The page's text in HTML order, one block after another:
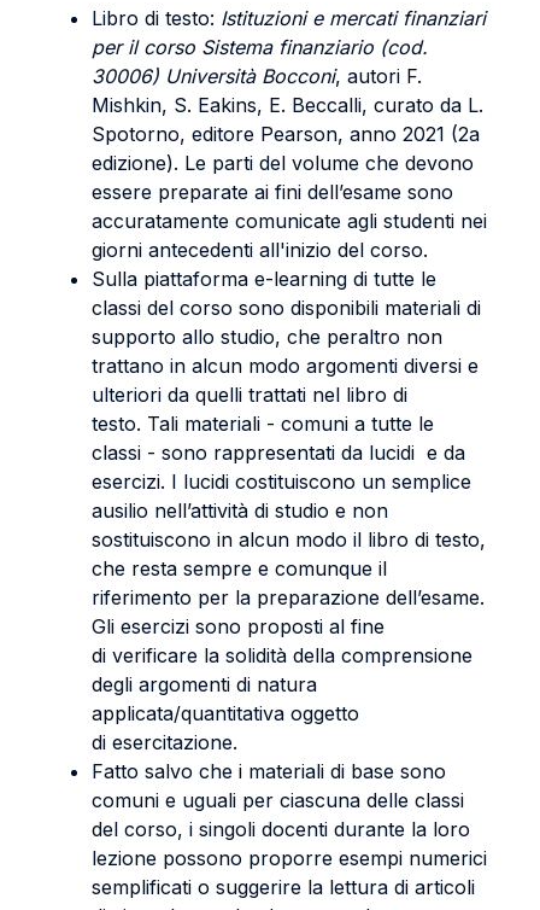
Libro di testo: Istituzioni e mercati finanziari
per il corso Sistema finanziario (cod.
30006) Università Bocconi, autori F.
Mishkin, S. Eakins, E. Beccalli, curato da L.
Spotorno, editore Pearson, anno 2021 (2a
edizione). Le parti del volume che devono
essere preparate ai fini dell’esame sono
accuratamente comunicate agli studenti nei
giorni antecedenti all'inizio del corso.
Sulla piattaforma e-learning di tutte le
classi del corso sono disponibili materiali di
supporto allo studio, che peraltro non
trattano in alcun modo argomenti diversi e
ulteriori da quelli trattati nel libro di
testo. Tali materiali - comuni a tutte le
classi - sono rappresentati da lucidi e da
esercizi. I lucidi costituiscono un semplice
ausilio nell’attività di studio e non
sostituiscono in alcun modo il libro di testo,
che resta sempre e comunque il
riferimento per la preparazione dell’esame.
Gli esercizi sono proposti al fine
di verificare la solidità della comprensione
degli argomenti di natura
applicata/quantitativa oggetto
di esercitazione.
Fatto salvo che i materiali di base sono
comuni e uguali per ciascuna delle classi
del corso, i singoli docenti durante la loro
lezione possono proporre esempi numerici
semplificati o suggerire la lettura di articoli